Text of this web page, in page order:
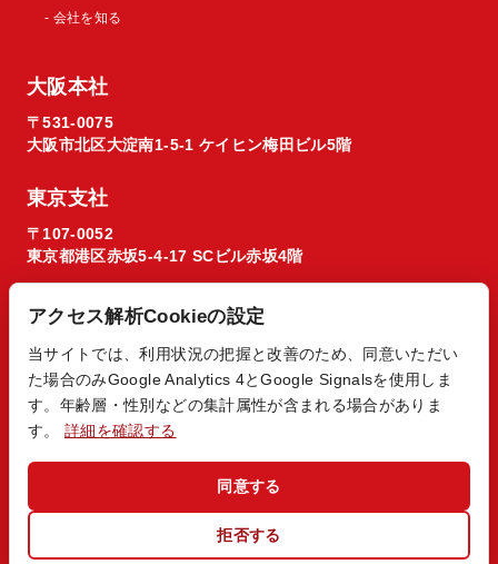
- 会社を知る
大阪本社
〒531-0075
大阪市北区大淀南1-5-1 ケイヒン梅田ビル5階
東京支社
〒107-0052
東京都港区赤坂5-4-17 SCビル赤坂4階
© 2026 Regista X1 co. ltd.
アクセス解析Cookieの設定
当サイトでは、利用状況の把握と改善のため、同意いただい
た場合のみGoogle Analytics 4とGoogle Signalsを使用しま
す。年齢層・性別などの集計属性が含まれる場合がありま
す。詳細を確認する
拒否する
同意する